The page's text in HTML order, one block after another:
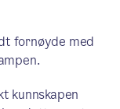
fornøyde med
kunnskapen